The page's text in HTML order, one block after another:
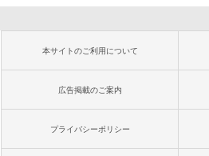
本サイトのご利用について
広告掲載のご案内
プライバシーポリシー